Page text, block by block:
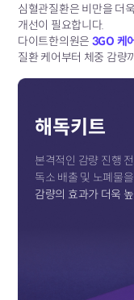
심혈관질환은 비만을 더
개선이 필요합니다.
다이트한의원은3GO 케
질환 케어부터 체중 감량
해독키트
본격적인 감량 진행
독소 배출 및 노폐물
감량의 효과가 더욱